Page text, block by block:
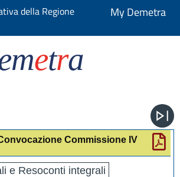
della Regione
My Demetra
etra
Commissione IV
e Resoconti integrali